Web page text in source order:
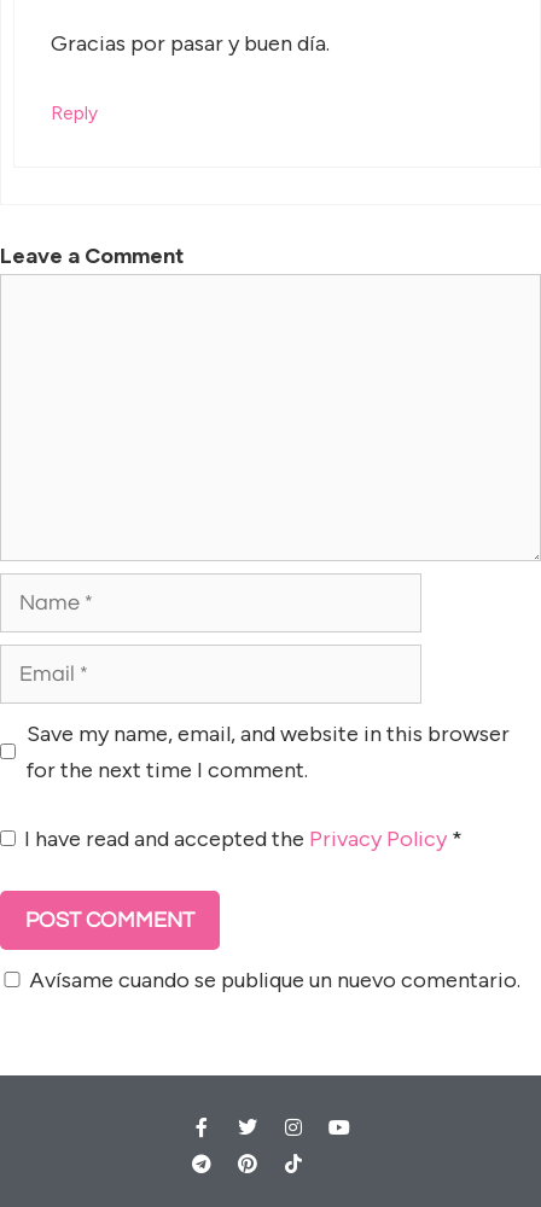
Gracias por pasar y buen día.
Reply
Leave a Comment
Save my name, email, and website in this browser
for the next time I comment.
I have read and accepted the Privacy Policy *
Avísame cuando se publique un nuevo comentario.